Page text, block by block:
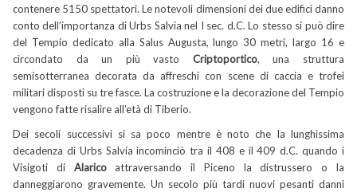
contenere 5150 spettatori. Le notevoli dimensioni dei due edifici danno
conto dell’importanza di Urbs Salvia nel I sec. d.C. Lo stesso si può dire
del Tempio dedicato alla Salus Augusta, lungo 30 metri, largo 16 e
circondato da un più vasto Criptoportico, una struttura
semisotterranea decorata da affreschi con scene di caccia e trofei
militari disposti su tre fasce. La costruzione e la decorazione del Tempio
vengono fatte risalire all’età di Tiberio.
Dei secoli successivi si sa poco mentre è noto che la lunghissima
decadenza di Urbs Salvia incominciò tra il 408 e il 409 d.C. quando i
Visigoti di Alaricoattraversando il Piceno la distrussero o la
danneggiarono gravemente. Un secolo più tardi nuovi pesanti danni